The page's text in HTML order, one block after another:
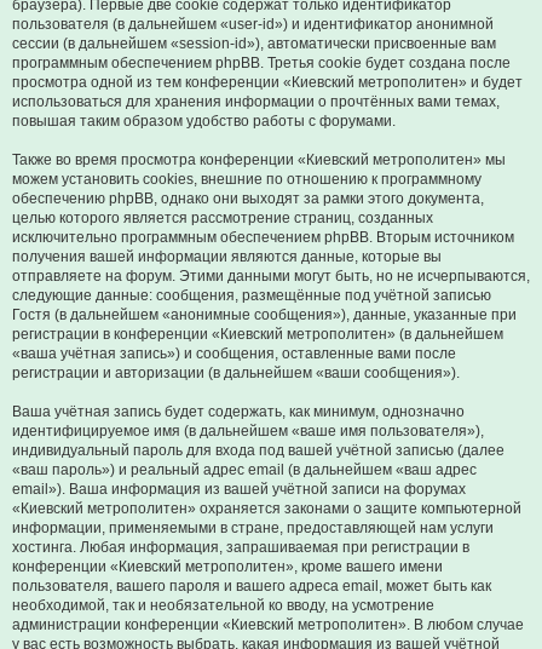
браузера). Первые две cookie содержат только идентификатор
пользователя (в дальнейшем «user-id») и идентификатор анонимной
сессии (в дальнейшем «session-id»), автоматически присвоенные вам
программным обеспечением phpBB. Третья cookie будет создана после
просмотра одной из тем конференции «Киевский метрополитен» и будет
использоваться для хранения информации о прочтённых вами темах,
повышая таким образом удобство работы с форумами.
Также во время просмотра конференции «Киевский метрополитен» мы
можем установить cookies, внешние по отношению к программному
обеспечению phpBB, однако они выходят за рамки этого документа,
целью которого является рассмотрение страниц, созданных
исключительно программным обеспечением phpBB. Вторым источником
получения вашей информации являются данные, которые вы
отправляете на форум. Этими данными могут быть, но не исчерпываются,
следующие данные: сообщения, размещённые под учётной записью
Гостя (в дальнейшем «анонимные сообщения»), данные, указанные при
регистрации в конференции «Киевский метрополитен» (в дальнейшем
«ваша учётная запись») и сообщения, оставленные вами после
регистрации и авторизации (в дальнейшем «ваши сообщения»).
Ваша учётная запись будет содержать, как минимум, однозначно
идентифицируемое имя (в дальнейшем «ваше имя пользователя»),
индивидуальный пароль для входа под вашей учётной записью (далее
«ваш пароль») и реальный адрес email (в дальнейшем «ваш адрес
email»). Ваша информация из вашей учётной записи на форумах
«Киевский метрополитен» охраняется законами о защите компьютерной
информации, применяемыми в стране, предоставляющей нам услуги
хостинга. Любая информация, запрашиваемая при регистрации в
конференции «Киевский метрополитен», кроме вашего имени
пользователя, вашего пароля и вашего адреса email, может быть как
необходимой, так и необязательной ко вводу, на усмотрение
администрации конференции «Киевский метрополитен». В любом случае
у вас есть возможность выбрать, какая информация из вашей учётной